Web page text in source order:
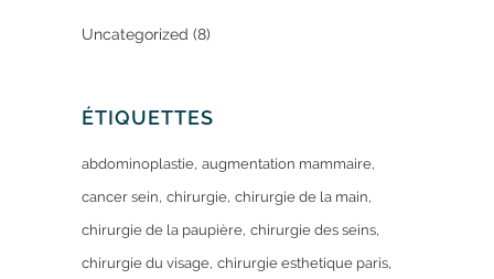
Uncategorized (8)
ÉTIQUETTES
abdominoplastie augmentation mammaire
cancer sein chirurgie chirurgie de la main
chirurgie de la paupière chirurgie des seins
chirurgie du visage chirurgie esthetique paris